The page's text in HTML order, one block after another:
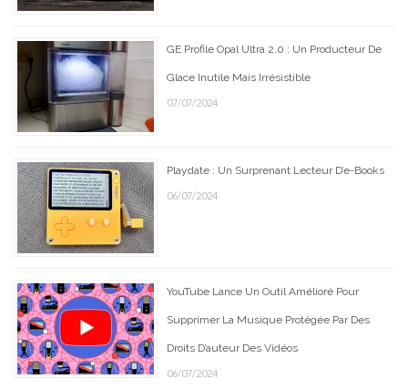
GE Profile Opal Ultra 2.0 : Un Producteur De
Glace Inutile Mais Irrésistible
07/07/2024
Playdate : Un Surprenant Lecteur D’e-Books
06/07/2024
YouTube Lance Un Outil Amélioré Pour
Supprimer La Musique Protégée Par Des
Droits D’auteur Des Vidéos
06/07/2024